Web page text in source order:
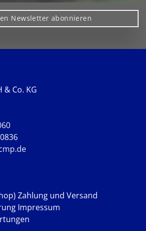
Newsletter abonnieren
& Co. KG
Zahlung und Versand
Impressum